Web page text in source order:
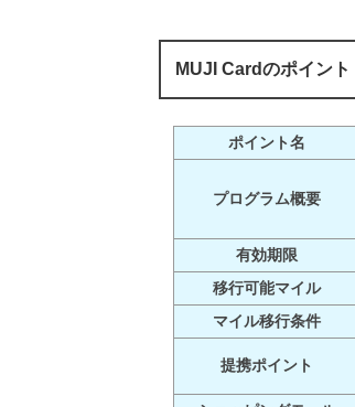
MUJI Cardのポイン
ポイント名
プログラム概要
有効期限
移行可能マイル
マイル移行条件
提携ポイント